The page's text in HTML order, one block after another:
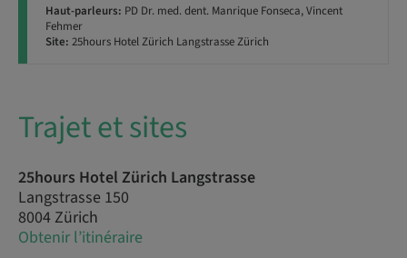
Haut-parleurs: PD Dr. med. dent. Manrique Fonseca, Vincent
Fehmer
Site: 25hours Hotel Zürich Langstrasse Zürich
Trajet et sites
25hours Hotel Zürich Langstrasse
Langstrasse 150
8004 Zürich
Obtenir l’itinéraire